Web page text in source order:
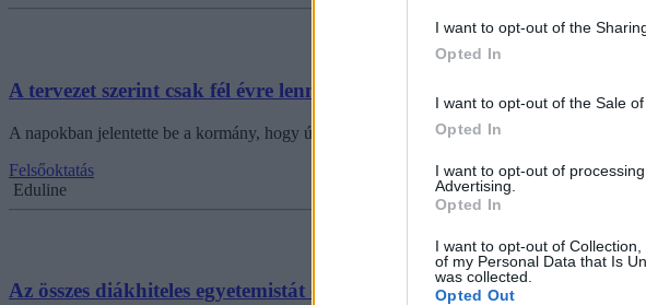
I want to opt-out of the
Opted In
I want to opt-out of the Sale
Opted In
I want to opt-out of
Advertising.
Opted In
I want to opt-out of
of my Personal Data that Is
was collected.
Opted Out
A tervezet szerint csak fél évre lenne érvényes a diákhitel-kamatstop
A napokban jelentette be a kormány, hogy újabb kamatstopot vezetnek be, ezúttal a
Felsőoktatás
Eduline
Az összes diákhiteles egyetemistát egy bankba terelné a kormány